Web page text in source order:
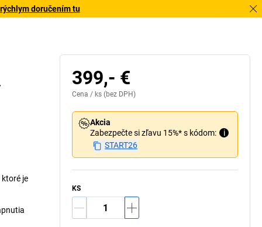
doručením tu
je
399,- €
Cena / ks (bez DPH)
Akcia
Zabezpečte si zľavu 15%* s kódom:
i
START26
KS